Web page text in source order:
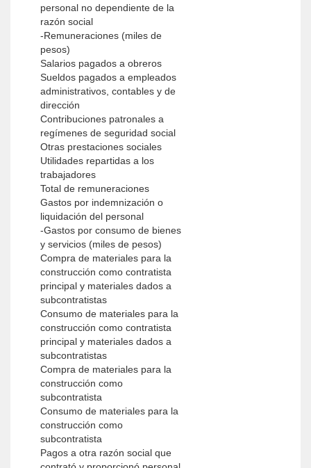
personal no dependiente de la
razón social
-Remuneraciones (miles de
pesos)
Salarios pagados a obreros
Sueldos pagados a empleados
administrativos, contables y de
dirección
Contribuciones patronales a
regímenes de seguridad social
Otras prestaciones sociales
Utilidades repartidas a los
trabajadores
Total de remuneraciones
Gastos por indemnización o
liquidación del personal
-Gastos por consumo de bienes
y servicios (miles de pesos)
Compra de materiales para la
construcción como contratista
principal y materiales dados a
subcontratistas
Consumo de materiales para la
construcción como contratista
principal y materiales dados a
subcontratistas
Compra de materiales para la
construcción como
subcontratista
Consumo de materiales para la
construcción como
subcontratista
Pagos a otra razón social que